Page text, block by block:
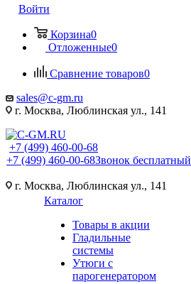
Войти
Корзина0
Отложенные0
Сравнение товаров0
sales@c-gm.ru
г. Москва, Люблинская ул., 141
+7 (499) 460-00-68
+7 (499) 460-00-68Звонок бесплатный
г. Москва, Люблинская ул., 141
Каталог
Товары в акции
Гладильные
системы
Утюги с
парогенератором